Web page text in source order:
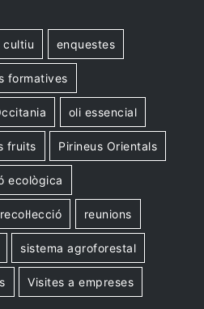
cultiu enquestes
formatives
oli essencial
fruits Pirineus Orientals
ecològica
recol·lecció reunions
sistema agroforestal
Visites a empreses